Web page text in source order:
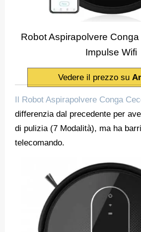
Robot Aspirapolvere
Impulse Wifi
Vedere il prezzo su
Il Robot Aspirapolvere Conga
differenzia dal precedente per
di pulizia (7 Modalità), ma ha
telecomando.